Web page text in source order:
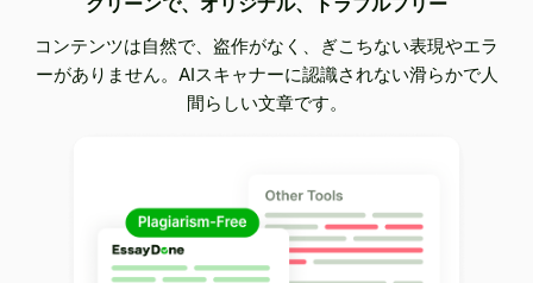
コンテンツは自然で、盗作がなく、ぎこちない表現やエラ
ーがありません。AIスキャナーに認識されない滑らかで人
間らしい文章です。